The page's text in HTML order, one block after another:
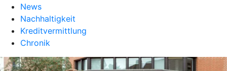
News
Nachhaltigkeit
Kreditvermittlung
Chronik